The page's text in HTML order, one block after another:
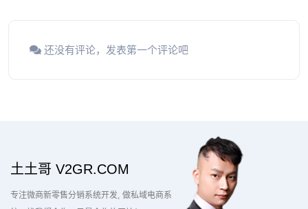
还没有评论，发表第一个评论吧
土土哥 V2GR.COM
专注微商新零售分销系统开发 做私域电商系